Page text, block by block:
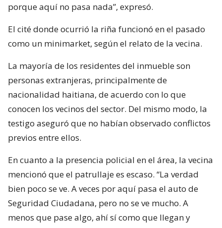
porque aquí no pasa nada”, expresó.
El cité donde ocurrió la riña funcionó en el pasado
como un minimarket, según el relato de la vecina.
La mayoría de los residentes del inmueble son
personas extranjeras, principalmente de
nacionalidad haitiana, de acuerdo con lo que
conocen los vecinos del sector. Del mismo modo, la
testigo aseguró que no habían observado conflictos
previos entre ellos.
En cuanto a la presencia policial en el área, la vecina
mencionó que el patrullaje es escaso. “La verdad
bien poco se ve. A veces por aquí pasa el auto de
Seguridad Ciudadana, pero no se ve mucho. A
menos que pase algo, ahí sí como que llegan y